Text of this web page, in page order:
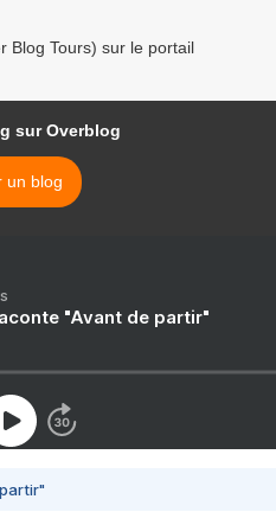
Blog Tours) sur le portail
sur Overblog
un blog
"Avant de partir"